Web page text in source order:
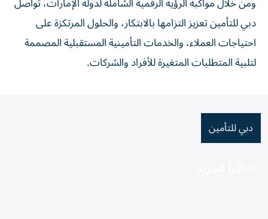
دبي للتأمين تعزيز التزامها بالابتكار، والحلول المرتكزة على
احتياجات العملاء، والخدمات التأمينية المستقبلية المصممة
لتلبية المتطلبات المتغيرة للأفراد والشركات.
دبي للتأمين